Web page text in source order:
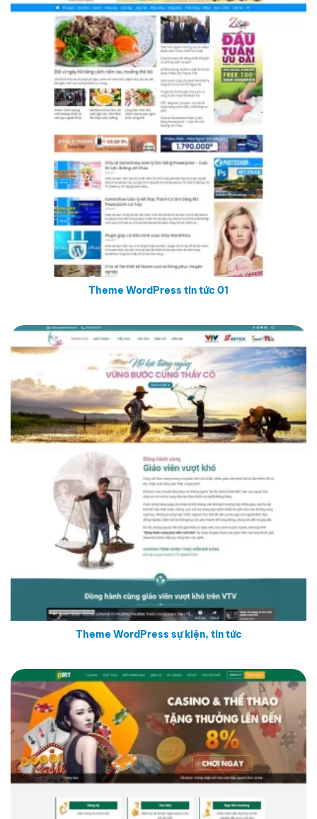
Theme WordPress tin tức 01
Theme WordPress sự kiện, tin tức